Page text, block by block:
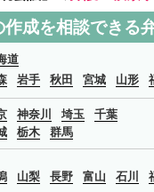
作成を相談できる
道
岩手 秋田 宮城 山形
神奈川 埼玉
千葉
栃木 群馬
山梨 長野 富山 石川